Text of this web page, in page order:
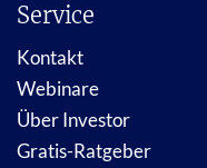
Service
Kontakt
Webinare
Über Investor
Gratis-Ratgeber